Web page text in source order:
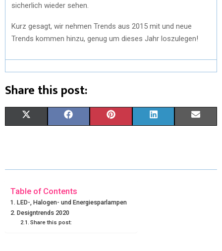
sicherlich wieder sehen.
Kurz gesagt, wir nehmen Trends aus 2015 mit und neue
Trends kommen hinzu, genug um dieses Jahr loszulegen!
Share this post:
W
T
T
E
O
T
R
K I
Table of Contents
LED-, Halogen- und Energiesparlampen
Designtrends 2020
Share this post: